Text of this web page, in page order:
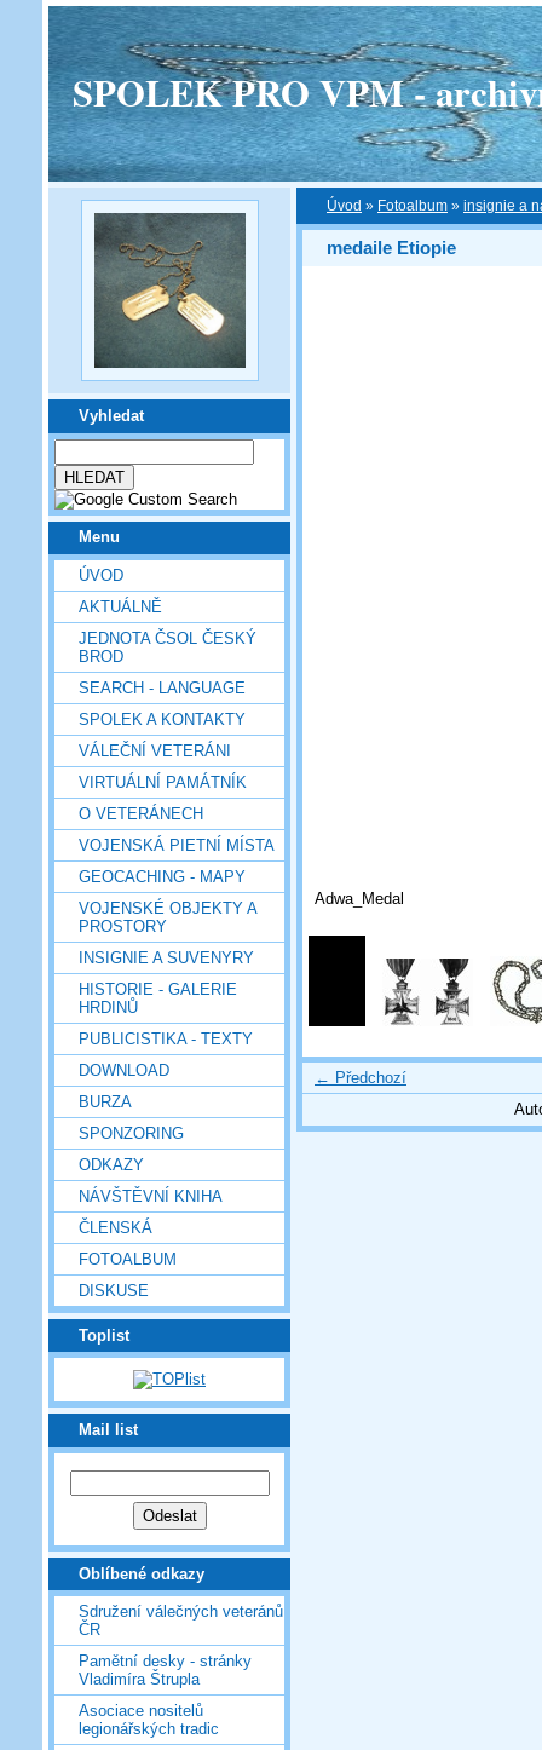
SPOLEK PRO VPM -
Vyhledat
Menu
ÚVOD
AKTUÁLNĚ
JEDNOTA ČSOL ČESKÝ
BROD
SEARCH - LANGUAGE
SPOLEK A KONTAKTY
VÁLEČNÍ VETERÁNI
VIRTUÁLNÍ PAMÁTNÍK
O VETERÁNECH
VOJENSKÁ PIETNÍ MÍSTA
GEOCACHING - MAPY
VOJENSKÉ OBJEKTY A
PROSTORY
INSIGNIE A SUVENYRY
HISTORIE - GALERIE
HRDINŮ
PUBLICISTIKA - TEXTY
DOWNLOAD
BURZA
SPONZORING
ODKAZY
NÁVŠTĚVNÍ KNIHA
ČLENSKÁ
FOTOALBUM
DISKUSE
Toplist
Mail list
Oblíbené odkazy
Sdružení válečných veteránů
ČR
Pamětní desky - stránky
Vladimíra Štrupla
Asociace nositelů
legionářských tradic
Úvod » Fotoalbum » insignie a
medaile Etiopie
Adwa_Medal
← Předchozí